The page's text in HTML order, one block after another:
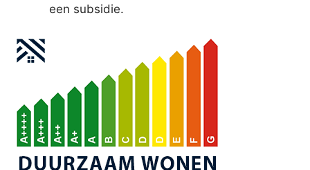
een subsidie.